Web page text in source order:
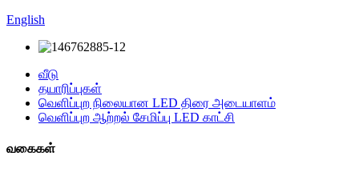
English
வீடு
தயாரிப்புகள்
வெளிப்புற நிலையான LED திரை அடையாளம்
வெளிப்புற ஆற்றல் சேமிப்பு LED காட்சி
வகைகள்